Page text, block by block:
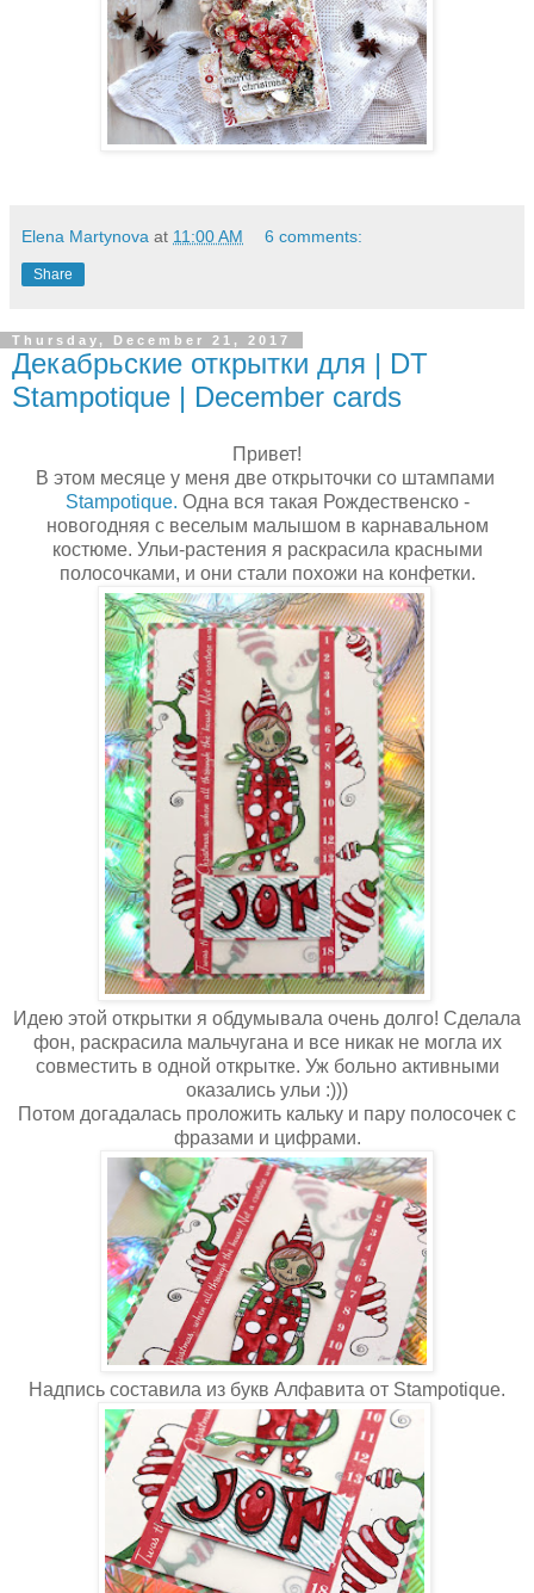
Elena Martynova at 11:00 AM 6 comments:
Share
Thursday, December 21, 2017
Декабрьские открытки для | DT
Stampotique | December cards
Привет!
В этом месяце у меня две открыточки со штампами
Stampotique. Одна вся такая Рождественско -
новогодняя с веселым малышом в карнавальном
костюме. Ульи-растения я раскрасила красными
полосочками, и они стали похожи на конфетки.
Идею этой открытки я обдумывала очень долго! Сделала
фон, раскрасила мальчугана и все никак не могла их
совместить в одной открытке. Уж больно активными
оказались ульи :)))
Потом догадалась проложить кальку и пару полосочек с
фразами и цифрами.
Надпись составила из букв Алфавита от Stampotique.